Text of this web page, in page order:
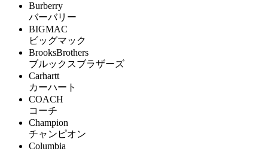
Burberry
バーバリー
BIGMAC
ビッグマック
BrooksBrothers
ブルックスブラザーズ
Carhartt
カーハート
COACH
コーチ
Champion
チャンピオン
Columbia